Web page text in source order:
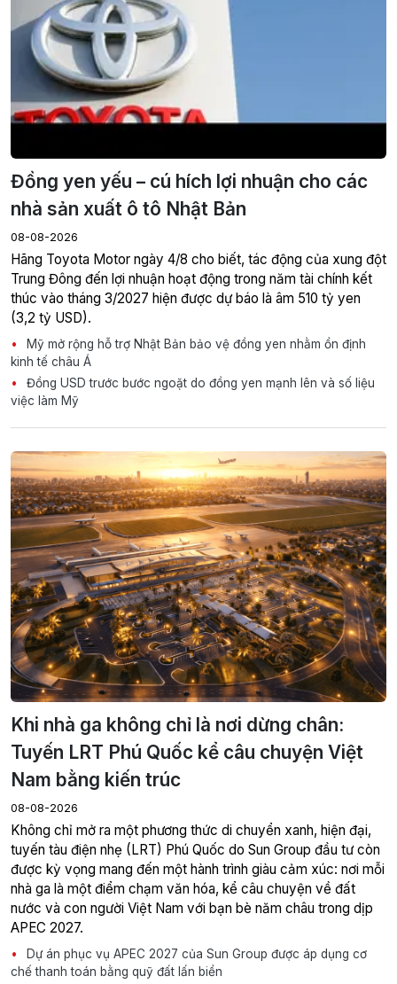
Đồng yen yếu – cú hích lợi nhuận cho các
nhà sản xuất ô tô Nhật Bản
08-08-2026
Hãng Toyota Motor ngày 4/8 cho biết, tác động của xung đột
Trung Đông đến lợi nhuận hoạt động trong năm tài chính kết
thúc vào tháng 3/2027 hiện được dự báo là âm 510 tỷ yen
(3,2 tỷ USD).
Mỹ mở rộng hỗ trợ Nhật Bản bảo vệ đồng yen nhằm ổn định
kinh tế châu Á
Đồng USD trước bước ngoặt do đồng yen mạnh lên và số liệu
việc làm Mỹ
Khi nhà ga không chỉ là nơi dừng chân:
Tuyến LRT Phú Quốc kể câu chuyện Việt
Nam bằng kiến trúc
08-08-2026
Không chỉ mở ra một phương thức di chuyển xanh, hiện đại,
tuyến tàu điện nhẹ (LRT) Phú Quốc do Sun Group đầu tư còn
được kỳ vọng mang đến một hành trình giàu cảm xúc: nơi mỗi
nhà ga là một điểm chạm văn hóa, kể câu chuyện về đất
nước và con người Việt Nam với bạn bè năm châu trong dịp
APEC 2027.
Dự án phục vụ APEC 2027 của Sun Group được áp dụng cơ
chế thanh toán bằng quỹ đất lấn biển